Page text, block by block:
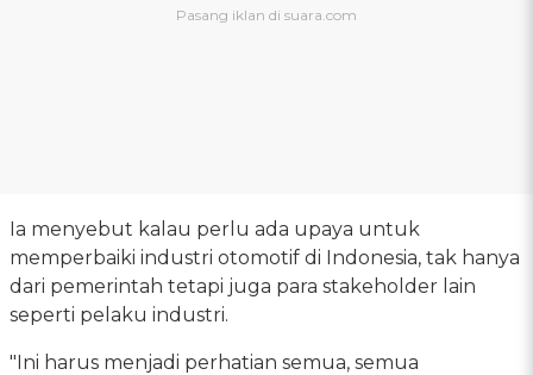
Ia menyebut kalau perlu ada upaya untuk
memperbaiki industri otomotif di Indonesia, tak hanya
dari pemerintah tetapi juga para stakeholder lain
seperti pelaku industri.
"Ini harus menjadi perhatian semua, semua